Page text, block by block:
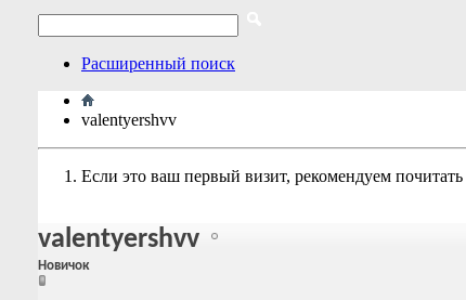
Расширенный поиск
valentyershvv
Если это ваш первый визит, рекомендуем почитать
valentyershvv
Новичок